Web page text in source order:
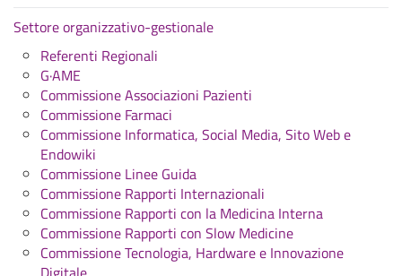
Settore organizzativo-gestionale
Referenti Regionali
G·AME
Commissione Associazioni Pazienti
Commissione Farmaci
Commissione Informatica, Social Media, Sito Web e
Endowiki
Commissione Linee Guida
Commissione Rapporti Internazionali
Commissione Rapporti con la Medicina Interna
Commissione Rapporti con Slow Medicine
Commissione Tecnologia, Hardware e Innovazione